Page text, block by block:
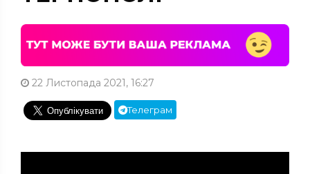
22 Листопада 2021, 16:27
Телеграм